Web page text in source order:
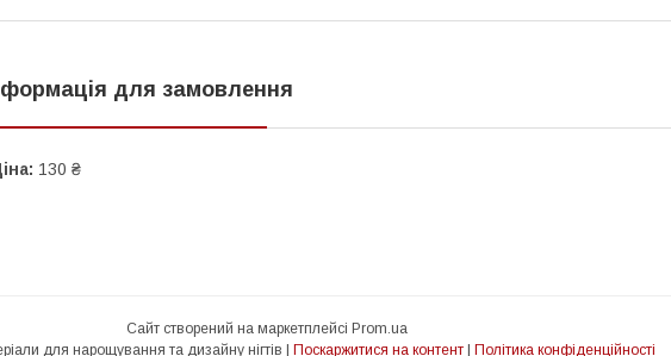
для замовлення
130 ₴
Сайт створений на маркетплейсі Prom.ua
Beauty Club - матеріали для нарощування та дизайну нігтів | Поскаржитися на контент | Політика конфіденційності